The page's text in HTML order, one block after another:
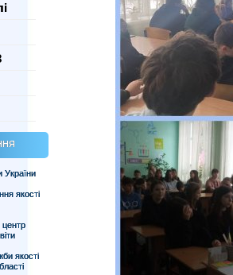
України
якості
центр
якості